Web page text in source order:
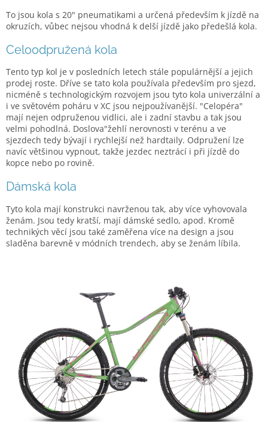
To jsou kola s 20" pneumatikami a určená především k jízdě na
okruzích, vůbec nejsou vhodná k delší jízdě jako předešlá kola.
Celoodpružená kola
Tento typ kol je v posledních letech stále populárnější a jejich
prodej roste. Dříve se tato kola používala především pro sjezd,
nicméně s technologickým rozvojem jsou tyto kola univerzální a
i ve světovém poháru v XC jsou nejpoužívanější. "Celopéra"
mají nejen odpruženou vidlici, ale i zadní stavbu a tak jsou
velmi pohodlná. Doslova"žehlí nerovnosti v terénu a ve
sjezdech tedy bývají i rychlejší než hardtaily. Odpružení lze
navíc většinou vypnout, takže jezdec neztrácí i při jízdě do
kopce nebo po rovině.
Dámská kola
Tyto kola mají konstrukci navrženou tak, aby více vyhovovala
ženám. Jsou tedy kratší, mají dámské sedlo, apod. Kromě
technikých věcí jsou také zaměřena více na design a jsou
sladěna barevně v módních trendech, aby se ženám líbila.